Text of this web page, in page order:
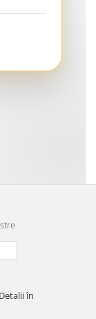
în